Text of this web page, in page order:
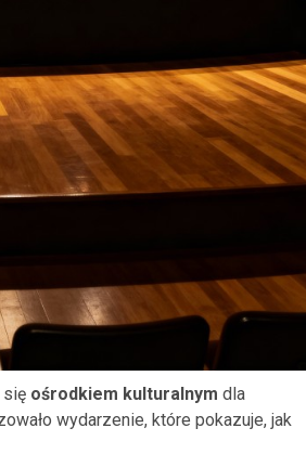
się ośrodkiem kulturalnym dla
wydarzenie, które pokazuje, jak